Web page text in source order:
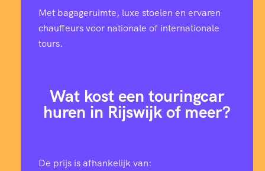
Met bagageruimte, luxe stoelen en ervaren
chauffeurs voor nationale of internationale
tours.
Wat kost een touringcar
huren in Rijswijk of meer?
De prijs is afhankelijk van: